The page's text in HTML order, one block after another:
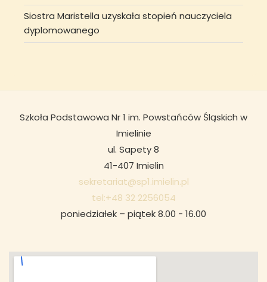
Siostra Maristella uzyskała stopień nauczyciela
dyplomowanego
Szkoła Podstawowa Nr 1 im. Powstańców Śląskich w
Imielinie
ul. Sapety 8
41-407 Imielin
sekretariat@sp1.imielin.pl
tel:+48 32 2256054
poniedziałek – piątek 8.00 - 16.00